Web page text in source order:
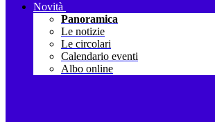
Novità
Panoramica
Le notizie
Le circolari
Calendario eventi
Albo online